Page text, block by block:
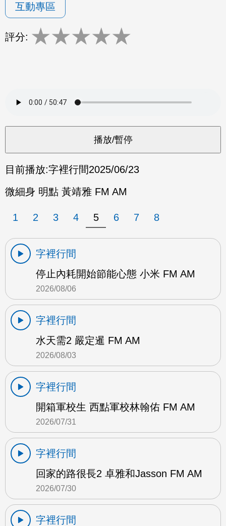
互動專區
評分: ★★★★★
目前播放:字裡行間2025/06/23
微細身 明點 黃靖雅 FM AM
1 2 3 4 5 6 7 8
字裡行間
停止內耗開始節能心態 小米 FM AM
2026/08/06
字裡行間
水天需2 嚴定暹 FM AM
2026/08/03
字裡行間
開箱軍校生 西點軍校林翰佑 FM AM
2026/07/31
字裡行間
回家的路很長2 卓雅和Jasson FM AM
2026/07/30
字裡行間